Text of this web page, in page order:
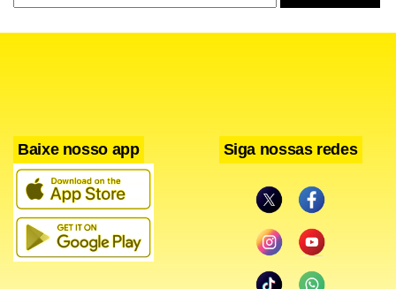
Baixe nosso app Siga nossas redes